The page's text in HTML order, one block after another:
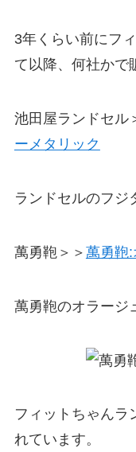
3年くらい前にフ
て以降、何社かで
池田屋ランドセル
ーメタリック
ランドセルのフジ
萬勇鞄＞＞ 萬勇鞄:
萬勇鞄のオラージ
フィットちゃんラ
れています。